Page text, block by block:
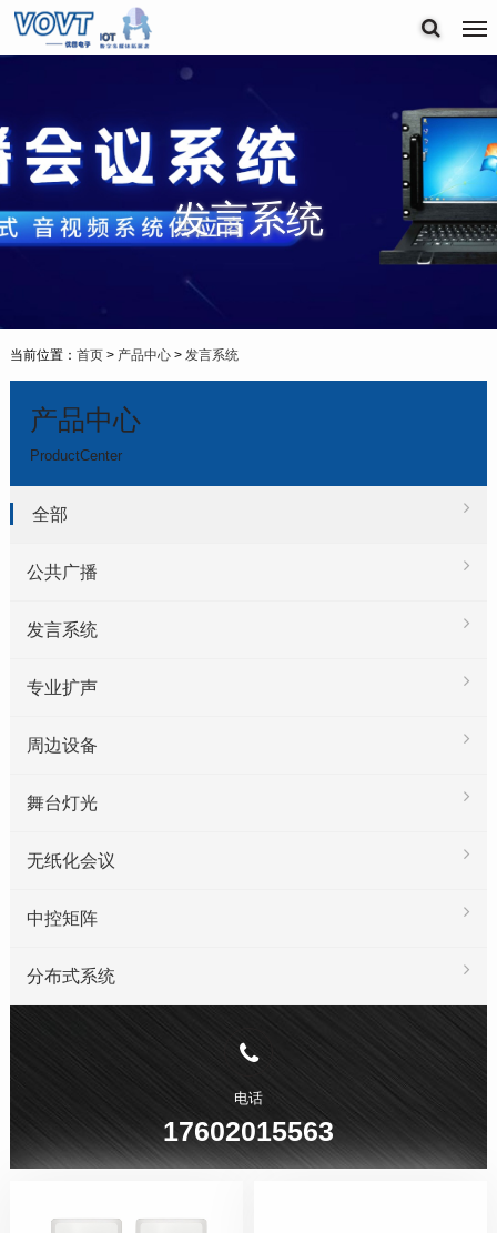
发言系统
当前位置： 首页> 产品中心> 发言系统
产品中心
ProductCenter
全部
公共广播
发言系统
专业扩声
周边设备
舞台灯光
无纸化会议
中控矩阵
分布式系统
电话
17602015563